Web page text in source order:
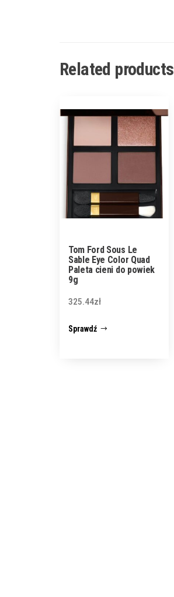
Related products
Tom Ford Sous Le
Sable Eye Color Quad
Paleta cieni do powiek
9g
325.44zł
Sprawdź